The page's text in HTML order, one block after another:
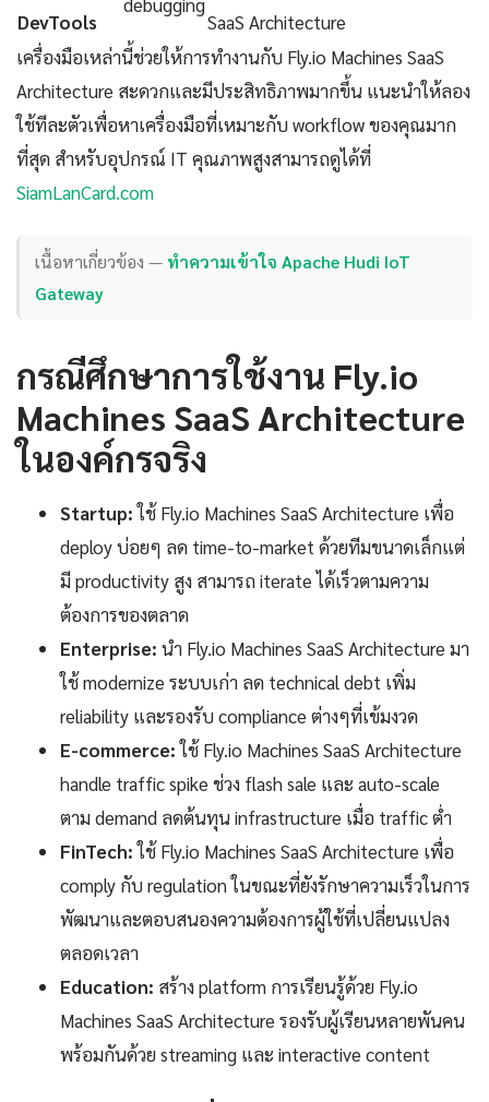
DevTools
SaaS Architecture
เครื่องมือเหล่านี้ช่วยให้การทำงานกับ Fly.io Machines SaaS
Architecture สะดวกและมีประสิทธิภาพมากขึ้น แนะนำให้ลอง
ใช้ทีละตัวเพื่อหาเครื่องมือที่เหมาะกับ workflow ของคุณมาก
ที่สุด สำหรับอุปกรณ์ IT คุณภาพสูงสามารถดูได้ที่
SiamLanCard.com
เนื้อหาเกี่ยวข้อง — ทำความเข้าใจ Apache Hudi IoT
Gateway
กรณีศึกษาการใช้งาน Fly.io
Machines SaaS Architecture
ในองค์กรจริง
Startup:ใช้ Fly.io Machines SaaS Architecture เพื่อ
deploy บ่อยๆ ลด time-to-market ด้วยทีมขนาดเล็กแต่
มี productivity สูง สามารถ iterate ได้เร็วตามความ
ต้องการของตลาด
Enterprise: นำ Fly.io Machines SaaS Architecture มา
ใช้ modernize ระบบเก่า ลด technical debt เพิ่ม
reliability และรองรับ compliance ต่างๆที่เข้มงวด
E-commerce:ใช้ Fly.io Machines SaaS Architecture
handle traffic spike ช่วง flash sale และ auto-scale
ตาม demand ลดต้นทุน infrastructure เมื่อ traffic ต่ำ
FinTech:ใช้ Fly.io Machines SaaS Architecture เพื่อ
comply กับ regulation ในขณะที่ยังรักษาความเร็วในการ
พัฒนาและตอบสนองความต้องการผู้ใช้ที่เปลี่ยนแปลง
ตลอดเวลา
Education: สร้าง platform การเรียนรู้ด้วย Fly.io
Machines SaaS Architecture รองรับผู้เรียนหลายพันคน
พร้อมกันด้วย streaming และ interactive content